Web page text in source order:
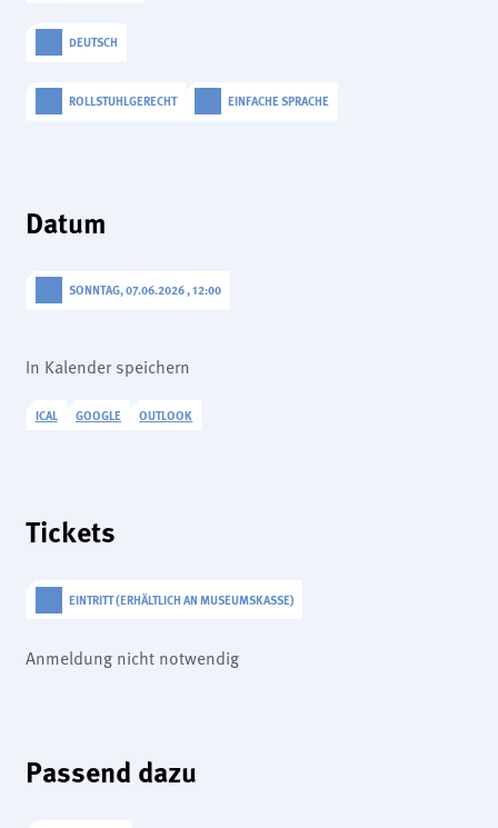
DEUTSCH
ROLLSTUHLGERECHT EINFACHE SPRACHE
Datum
SONNTAG, 07.06.2026 , 12:00
In Kalender speichern
ICAL GOOGLE OUTLOOK
Tickets
EINTRITT (ERHÄLTLICH AN MUSEUMSKASSE)
Anmeldung nicht notwendig
Passend dazu